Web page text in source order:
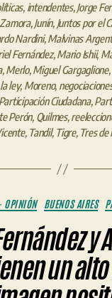
, intendentes,Jorge
,Junín, Juntos por el
Nardini,Malvinas
Fernández,Mario Ishii,
,Merlo,Miguel Gargaglione,
ley, Moreno,
Participación Ciudadana,
Perón, Quilmes,
, Tandil, Tigre, Tres de
Categorías
OPINIÓN BUENOS AIRES
y
un